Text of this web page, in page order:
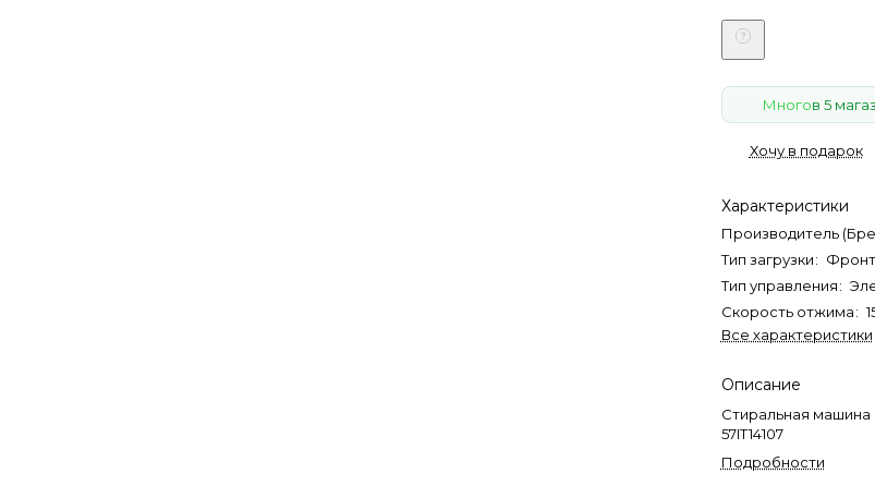
Многов 5
Хочу в подарок
Характеристики
Производитель
Тип загрузки:
Тип управления:
Скорость отжима:
Все характеристики
Описание
Стиральная машина
57IT14107
Подробности